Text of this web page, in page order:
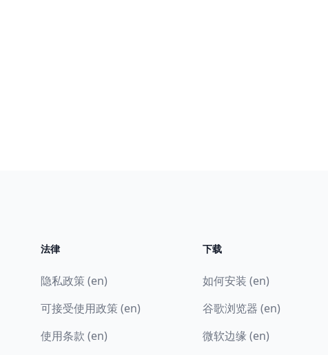
法律
隐私政策 (en)
可接受使用政策 (en)
使用条款 (en)
下载
如何安装 (en)
谷歌浏览器 (en)
微软边缘 (en)